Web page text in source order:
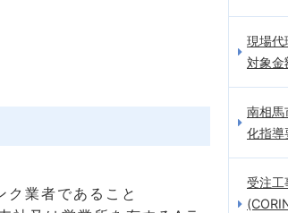
業者であること
現場代
対象金
南相馬
化指導
受注工